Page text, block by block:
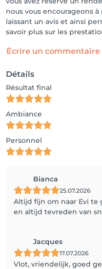
nous vous encourageons
laissant un avis et ainsi
savoir plus sur les
Écrire un commentaire
Détails
Résultat final
Ambiance
Personnel
Bianca
25.07.2026
Altijd fijn om naar Evi te
en altijd tevreden van
Jacques
17.07.2026
Vlot, vriendelijk, goed